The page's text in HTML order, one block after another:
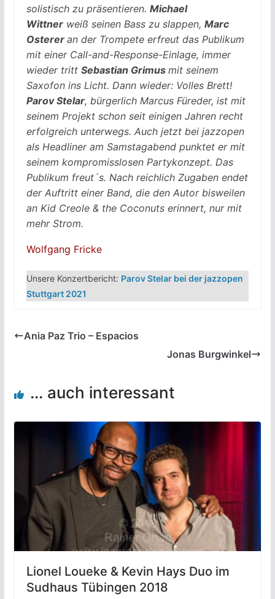
solistisch zu präsentieren. Michael
Wittner weiß seinen Bass zu slappen, Marc
Osterer an der Trompete erfreut das Publikum
mit einer Call-and-Response-Einlage, immer
wieder tritt Sebastian Grimus mit seinem
Saxofon ins Licht. Dann wieder: Volles Brett!
Parov Stelar, bürgerlich Marcus Füreder, ist mit
seinem Projekt schon seit einigen Jahren recht
erfolgreich unterwegs. Auch jetzt bei jazzopen
als Headliner am Samstagabend punktet er mit
seinem kompromisslosen Partykonzept. Das
Publikum freut´s. Nach reichlich Zugaben endet
der Auftritt einer Band, die den Autor bisweilen
an Kid Creole & the Coconuts erinnert, nur mit
mehr Strom.
Wolfgang Fricke
Unsere Konzertbericht: Parov Stelar bei der jazzopen
Stuttgart 2021
Ania Paz Trio – Espacios
Jonas Burgwinkel
... auch interessant
Lionel Loueke & Kevin Hays Duo im
Sudhaus Tübingen 2018